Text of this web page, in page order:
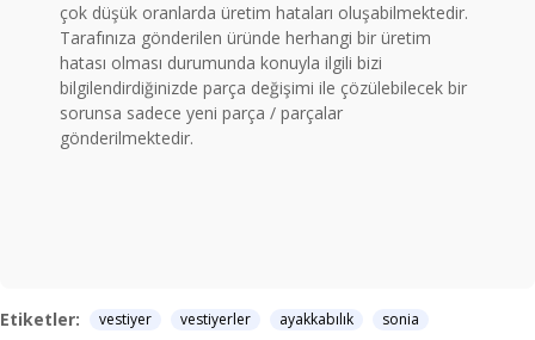
çok düşük oranlarda üretim hataları oluşabilmektedir.
Tarafınıza gönderilen üründe herhangi bir üretim
hatası olması durumunda konuyla ilgili bizi
bilgilendirdiğinizde parça değişimi ile çözülebilecek bir
sorunsa sadece yeni parça / parçalar
gönderilmektedir.
Etiketler: vestiyer vestiyerler ayakkabılık
sonia